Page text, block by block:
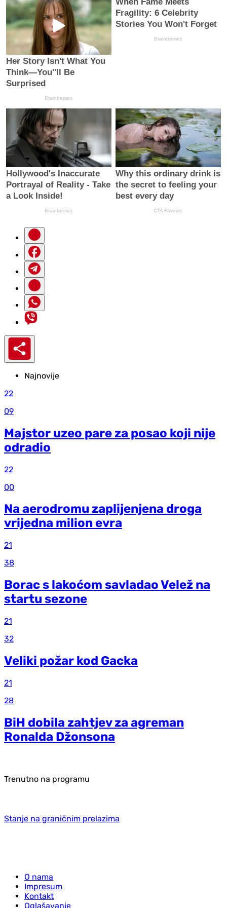
Najnovije
22
09
Majstor uzeo pare za posao koji nije
odradio
22
00
Na aerodromu zaplijenjena droga
vrijedna milion evra
21
38
Borac s lakoćom savladao Velež na
startu sezone
21
32
Veliki požar kod Gacka
21
28
BiH dobila zahtjev za agreman
Ronalda Džonsona
Trenutno na programu
Stanje na graničnim prelazima
O nama
Impresum
Kontakt
Oglašavanje